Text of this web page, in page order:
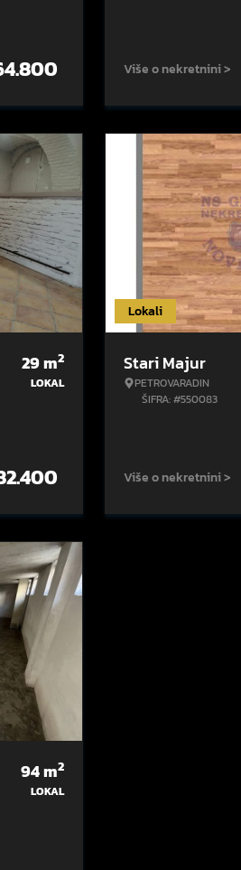
Više o nekretnini >
29m2
LOKAL
Lokali
Stari Majur
PETROVARADIN
ŠIFRA: #550083
Više o nekretnini >
94m2
LOKAL